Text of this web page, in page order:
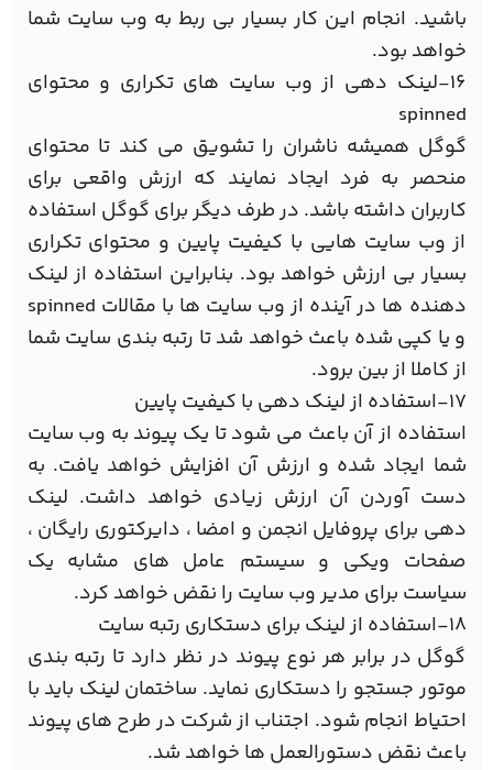
باشید. انجام این کار بسیار بی ربط به وب سایت شما
خواهد بود.
16-لینک دهی از وب سایت های تکراری و محتوای
spinned
گوگل همیشه ناشران را تشویق می کند تا محتوای
منحصر به فرد ایجاد نمایند که ارزش واقعی برای
کاربران داشته باشد. در طرف دیگر برای گوگل استفاده
از وب سایت هایی با کیفیت پایین و محتوای تکراری
بسیار بی ارزش خواهد بود. بنابراین استفاده از لینک
دهنده ها در آینده از وب سایت ها با مقالات spinned
و یا کپی شده باعث خواهد شد تا رتبه بندی سایت شما
از کاملا از بین برود.
17-استفاده از لینک دهی با کیفیت پایین
استفاده از آن باعث می شود تا یک پیوند به وب سایت
شما ایجاد شده و ارزش آن افزایش خواهد یافت. به
دست آوردن آن ارزش زیادی خواهد داشت. لینک
دهی برای پروفایل انجمن و امضا ، دایرکتوری رایگان ،
صفحات ویکی و سیستم عامل های مشابه یک
سیاست برای مدیر وب سایت را نقض خواهد کرد.
18-استفاده از لینک برای دستکاری رتبه سایت
گوگل در برابر هر نوع پیوند در نظر دارد تا رتبه بندی
موتور جستجو را دستکاری نماید. ساختمان لینک باید با
احتیاط انجام شود. اجتناب از شرکت در طرح های پیوند
باعث نقض دستورالعمل ها خواهد شد.